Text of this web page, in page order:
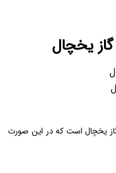
یخچال
یخچال است که در این صورت